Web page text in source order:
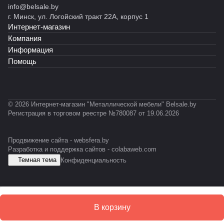
й
С
К
й
С
T
-
0
5
1
й
С
Т
-
0
1
0
й
С
А
-
E
S
RAL
В корзину
info@belsale.by
г. Минск, ул. Логойский тракт 22А, корпус 1
Интернет-магазин
Компания
Информация
Помощь
© 2026 Интернет-магазин "Металлической мебели" Belsale.by
Регистрация в торговом реестре №780087 от 19.06.2026
Продвижение сайта - websfera.by
Разработка и поддержка сайтов - colabaweb.com
Темная тема
Конфиденциальность